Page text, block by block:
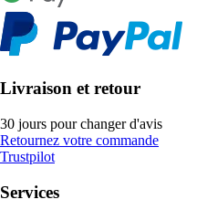
Livraison et retour
30 jours pour changer d'avis
Retournez votre commande
Trustpilot
Services